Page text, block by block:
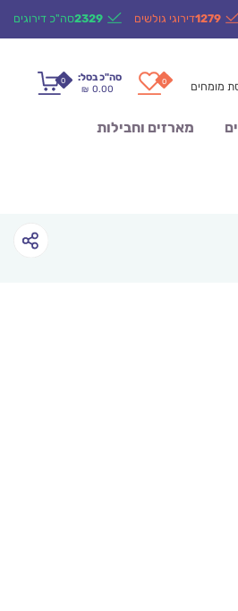
1279דירוגי גולשים 2329סה"כ דירוגים
מומחים 0
0 סה"כ בסל:
₪ 0.00
מארזים וחבילות